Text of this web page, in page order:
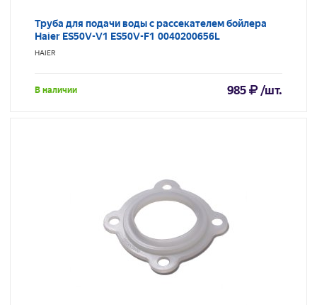
Труба для подачи воды с рассекателем бойлера
Haier ES50V-V1 ES50V-F1 0040200656L
HAIER
В наличии 985 /шт.